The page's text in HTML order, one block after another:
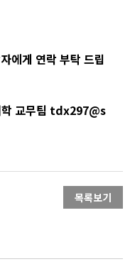
에게 연락 부탁 드립
교무팀 tdx297@s
목록보기